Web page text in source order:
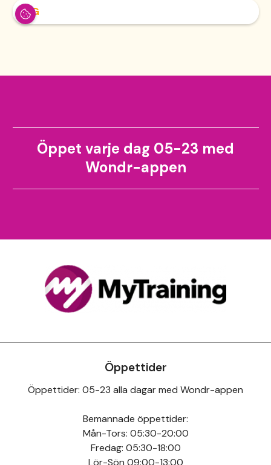
Öppet varje dag 05-23 med
Wondr-appen
Öppettider
Öppettider: 05-23 alla dagar med Wondr-appen
Bemannade öppettider:
Mån-Tors: 05:30-20:00
Fredag: 05:30-18:00